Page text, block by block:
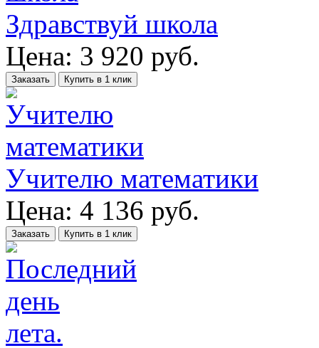
Здравствуй школа
Цена: 3 920 руб.
Заказать Купить в 1 клик
Учителю математики
Цена: 4 136 руб.
Заказать Купить в 1 клик